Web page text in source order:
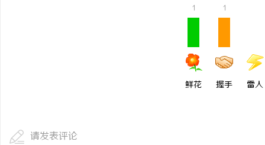
1
鲜花
1
握手 雷人
请发表评论